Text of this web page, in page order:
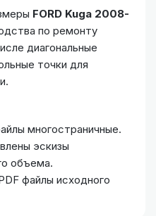
FORD Kuga 2008-
по ремонту
диагональные
точки для
многостраничные.
эскизы
объема.
файлы исходного